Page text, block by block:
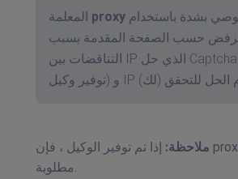
proxy
حسب الصفحة المقدمة بسبب
التناقضات بين IP الذي حل Captcha (لنا إذا لم يتم
ملاحظة: إذا تم توفير الوكيل ، فإن proxytype هو معلمة
مطلوبة.